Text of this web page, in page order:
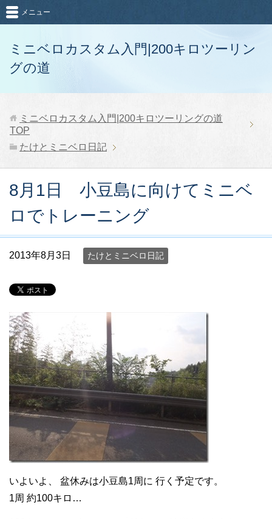
ミニベロカスタム入門|200キロツーリン
グの道
メニュー
ミニベロカスタム入門|200キロツーリングの道
TOP
たけとミニベロ日記
8月1日 小豆島に向けてミニベ
ロでトレーニング
2013年8月3日 たけとミニベロ日記
いよいよ、 盆休みは小豆島1周に 行く予定です。
1周 約100キロ…